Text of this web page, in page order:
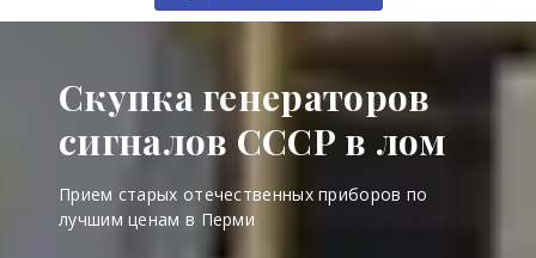
Скупка генераторов
сигналов СССР в лом
Прием старых отечественных приборов по
лучшим ценам в Перми